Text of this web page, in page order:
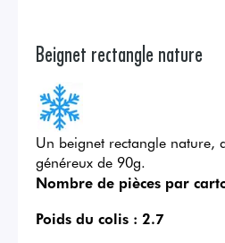
Beignet rectangle nature
Un beignet rectangle nature,
généreux de 90g.
Nombre de pièces par
Poids du colis : 2.7